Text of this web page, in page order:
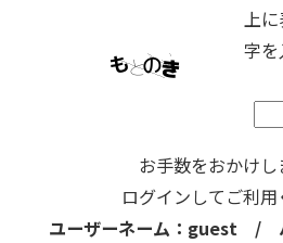
上
字
お手数をおかけし
ログインしてご利用
ユーザーネーム：guest /